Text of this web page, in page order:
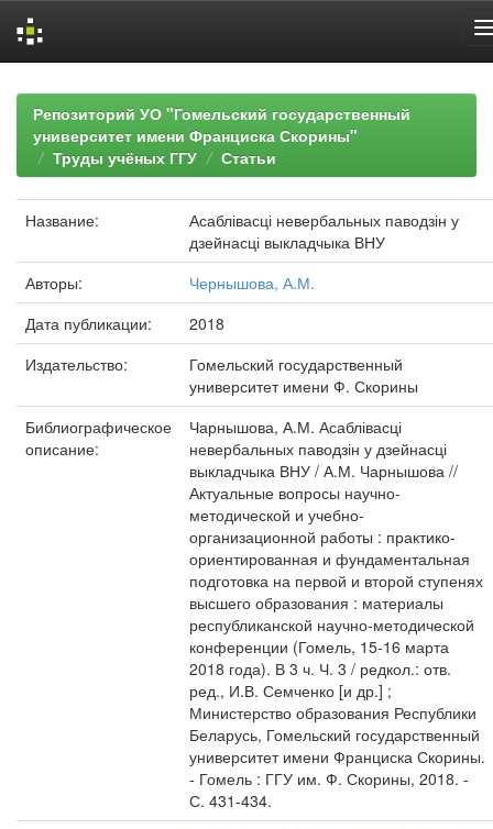
navigationРепозиторий УО "Гомельский государственный
университет имени Франциска Скорины"
Труды учёных ГГУ
Статьи
Название:
Асаблівасці невербальных паводзін у
дзейнасці выкладчыка ВНУ
Авторы:
Чернышова, А.М.
Дата публикации:
2018
Издательство:
Гомельский государственный
университет имени Ф. Скорины
Библиографическое
описание:
Чарнышова, А.М. Асаблівасці
невербальных паводзін у дзейнасці
выкладчыка ВНУ / А.М. Чарнышова //
Актуальные вопросы научно-
методической и учебно-
организационной работы : практико-
ориентированная и фундаментальная
подготовка на первой и второй ступенях
высшего образования : материалы
республиканской научно-методической
конференции (Гомель, 15-16 марта
2018 года). В 3 ч. Ч. 3 / редкол.: отв.
ред., И.В. Семченко [и др.] ;
Министерство образования Республики
Беларусь, Гомельский государственный
университет имени Франциска Скорины.
- Гомель : ГГУ им. Ф. Скорины, 2018. -
С. 431-434.